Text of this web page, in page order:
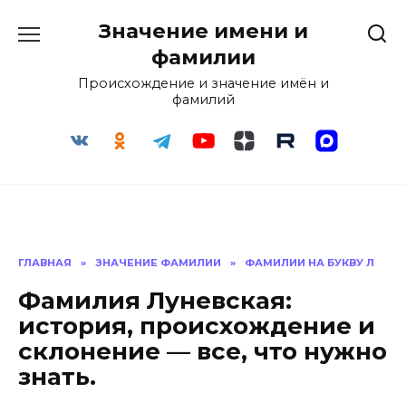
Значение имени и
фамилии
Происхождение и значение имён и
фамилий
ГЛАВНАЯ » ЗНАЧЕНИЕ ФАМИЛИИ » ФАМИЛИИ НА БУКВУ Л
Фамилия Луневская:
история, происхождение и
склонение — все, что нужно
знать.